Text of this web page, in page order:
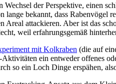
der Perspektive, einen
bekannt, dass
Areal attackieren. Aber ist das
weil erfahrungsgemäß
mit Kolkraben (die auf
ein entweder offenes
so ein Loch Dinge erspähen,